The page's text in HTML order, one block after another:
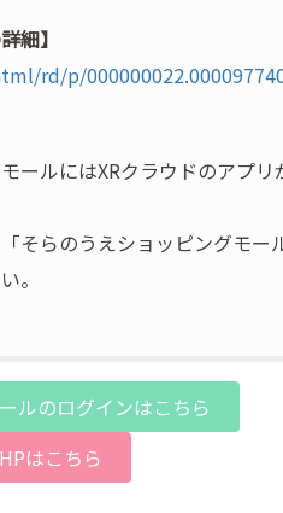
細】
rd/p/
ールにはXRクラウドのアプリ
そらのうえショッピングモー
。
ルのログインはこちら
はこちら